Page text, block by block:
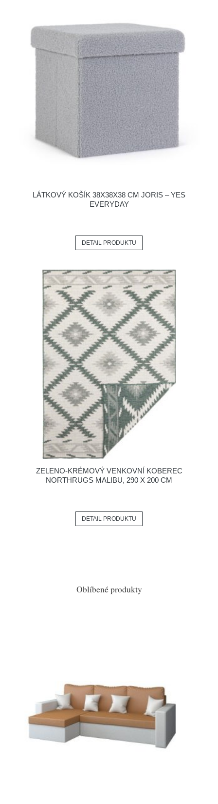
LÁTKOVÝ KOŠÍK 38X38X38 CM JORIS – YES
EVERYDAY
DETAIL PRODUKTU
ZELENO-KRÉMOVÝ VENKOVNÍ KOBEREC
NORTHRUGS MALIBU, 290 X 200 CM
DETAIL PRODUKTU
Oblíbené produkty